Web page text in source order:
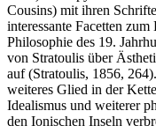
Cousins) mit ihren
interessante Facetten
Philosophie des 19.
von Stratoulis über
auf (Stratoulis, 1856,
weiteres Glied in der
Idealismus und weiterer
den Ionischen Inseln